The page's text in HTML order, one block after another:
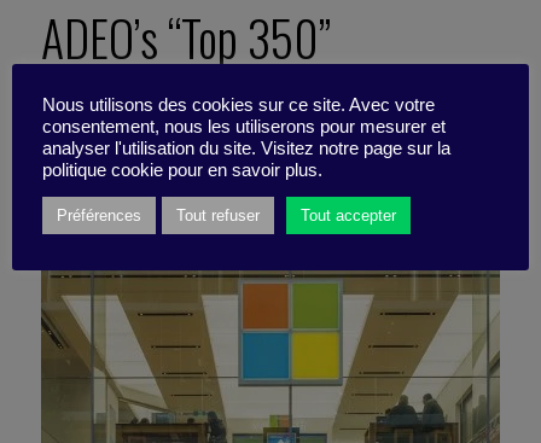
ADEO’s “Top 350”
community is 10 years old!
27 April 2018
Event -5 minutes
Nous utilisons des cookies sur ce site. Avec votre
consentement, nous les utiliserons pour mesurer et
analyser l'utilisation du site. Visitez notre page sur la
politique cookie pour en savoir plus.
Préférences Tout refuser Tout accepter